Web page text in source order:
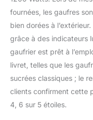
fournées, les gaufres
bien dorées à
grâce à des indicateurs
gaufrier est prêt à
livret, telles que les
sucrées classiques ; le
clients confirment cette
4, 6 sur 5 étoiles.